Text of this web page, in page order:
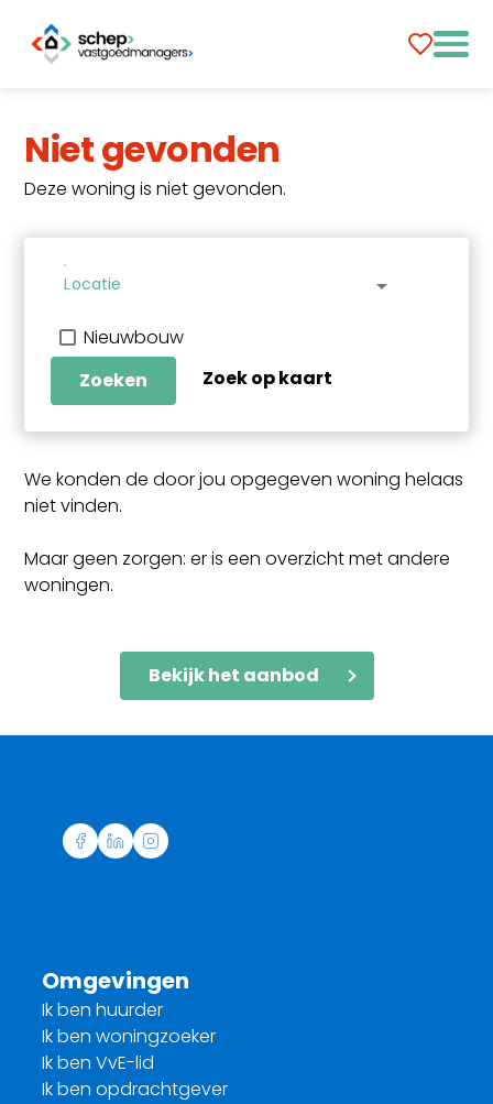
Niet gevonden
Deze woning is niet gevonden.
Locatie arrow_drop_down
Nieuwbouw
Zoeken
Zoek op kaart
We konden de door jou opgegeven woning helaas
niet vinden.
Maar geen zorgen: er is een overzicht met andere
woningen.
Bekijk het aanbod
Omgevingen
Ik ben huurder
Ik ben woningzoeker
Ik ben VvE-lid
Ik ben opdrachtgever